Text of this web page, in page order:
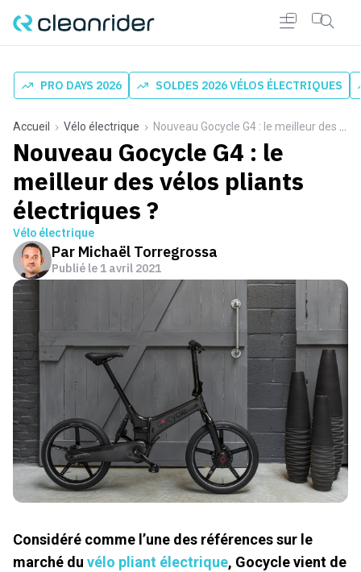
PRO DAYS 2026 SOLDES 2026 VÉLOS ÉLECTRIQUES
Accueil Vélo électrique Nouveau Gocycle G4 : le meilleur des vélos pliants électriques ?
Nouveau Gocycle G4 : le
meilleur des vélos pliants
électriques ?
Vélo électrique
Par Michaël Torregrossa
Publié le1 avril 2021
Considéré comme l’une des références sur le
marché du vélo pliant électrique, Gocycle vient de